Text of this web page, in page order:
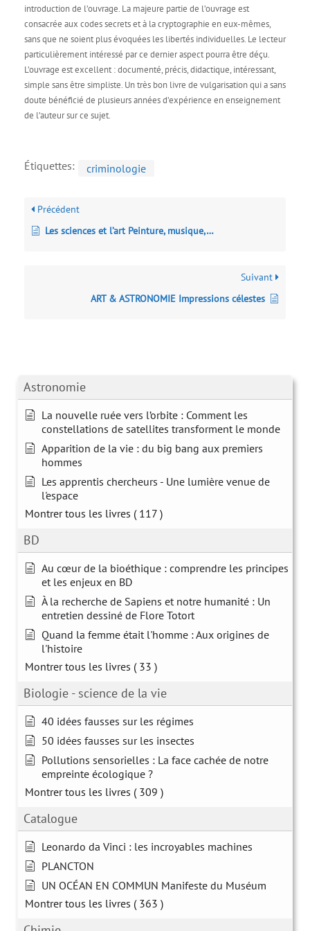
Astronomie
La nouvelle ruée vers l’orbite : Comment les
constellations de satellites transforment le monde
Apparition de la vie : du big bang aux premiers
hommes
Les apprentis chercheurs - Une lumière venue de
l'espace
Montrer tous les livres ( 117 )
BD
Au cœur de la bioéthique : comprendre les principes
et les enjeux en BD
À la recherche de Sapiens et notre humanité : Un
entretien dessiné de Flore Totort
Quand la femme était l'homme : Aux origines de
l'histoire
Montrer tous les livres ( 33 )
Biologie - science de la vie
40 idées fausses sur les régimes
50 idées fausses sur les insectes
Pollutions sensorielles : La face cachée de notre
empreinte écologique ?
Montrer tous les livres ( 309 )
Catalogue
Leonardo da Vinci : les incroyables machines
PLANCTON
UN OCÉAN EN COMMUN Manifeste du Muséum
Montrer tous les livres ( 363 )
introduction de l’ouvrage. La majeure partie de l’ouvrage est
consacrée aux codes secrets et à la cryptographie en eux-mêmes,
sans que ne soient plus évoquées les libertés individuelles. Le lecteur
particulièrement intéressé par ce dernier aspect pourra être déçu.
L’ouvrage est excellent : documenté, précis, didactique, intéressant,
simple sans être simpliste. Un très bon livre de vulgarisation qui a sans
doute bénéficié de plusieurs années d’expérience en enseignement
de l’auteur sur ce sujet.
Étiquettes: criminologie
Précédent
Les sciences et l’art Peinture, musique,…
Suivant
ART & ASTRONOMIE Impressions célestes